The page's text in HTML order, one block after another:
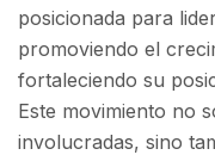
posicionada para
promoviendo el
fortaleciendo su
Este movimiento no
involucradas, sino